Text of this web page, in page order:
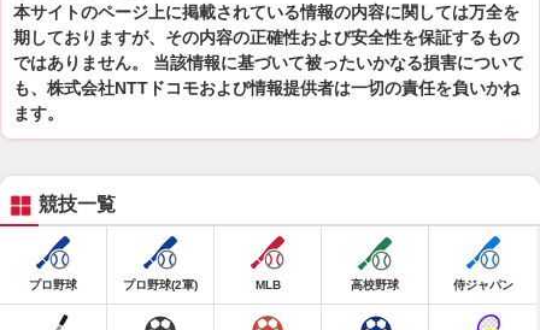
本サイトのページ上に掲載されている情報の内容に関しては万全を
期しておりますが、その内容の正確性および安全性を保証するもの
ではありません。 当該情報に基づいて被ったいかなる損害について
も、株式会社NTTドコモおよび情報提供者は一切の責任を負いかね
ます。
競技一覧
プロ野球 プロ野球(2軍) MLB 高校野球 侍ジャパン